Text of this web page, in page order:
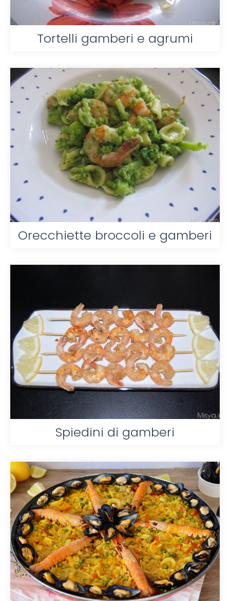
Tortelli gamberi e agrumi
Orecchiette broccoli e gamberi
Spiedini di gamberi